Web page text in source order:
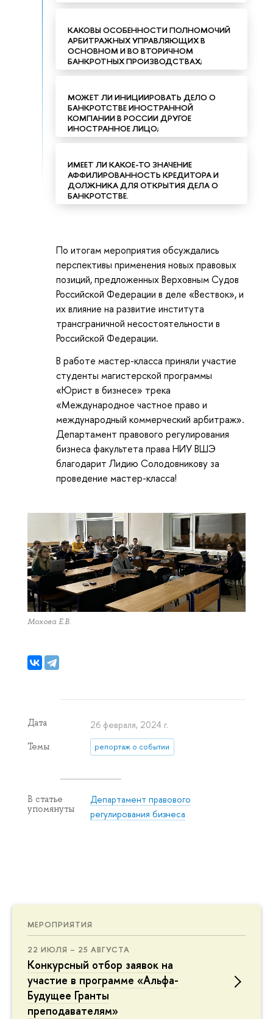
МЕРОПРИЯТИЯ
22 ИЮЛЯ – 25 АВГУСТА
Конкурсный отбор заявок на
участие в программе «Альфа-
Будущее Гранты
преподавателям»
КАКОВЫ ОСОБЕННОСТИ ПОЛНОМОЧИЙ
АРБИТРАЖНЫХ УПРАВЛЯЮЩИХ В
ОСНОВНОМ И ВО ВТОРИЧНОМ
БАНКРОТНЫХ ПРОИЗВОДСТВАХ;
МОЖЕТ ЛИ ИНИЦИИРОВАТЬ ДЕЛО О
БАНКРОТСТВЕ ИНОСТРАННОЙ
КОМПАНИИ В РОССИИ ДРУГОЕ
ИНОСТРАННОЕ ЛИЦО;
ИМЕЕТ ЛИ КАКОЕ-ТО ЗНАЧЕНИЕ
АФФИЛИРОВАННОСТЬ КРЕДИТОРА И
ДОЛЖНИКА ДЛЯ ОТКРЫТИЯ ДЕЛА О
БАНКРОТСТВЕ.
По итогам мероприятия обсуждались
перспективы применения новых правовых
позиций, предложенных Верховным Судов
Российской Федерации в деле «Вествок», и
их влияние на развитие института
трансграничной несостоятельности в
Российской Федерации.
В работе мастер-класса приняли участие
студенты магистерской программы
«Юрист в бизнесе» трека
«Международное частное право и
международный коммерческий арбитраж».
Департамент правового регулирования
бизнеса факультета права НИУ ВШЭ
благодарит Лидию Солодовникову за
проведение мастер-класса!
Мохова Е.В.
Дата 26 февраля, 2024 г.
Темы репортаж о событии
В статье
упомянуты
Департамент правового
регулирования бизнеса